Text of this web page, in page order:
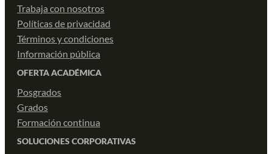
Trabaja con nosotros
Políticas de privacidad
Términos y condiciones
Información pública
OFERTA ACADÉMICA
Posgrados
Grados
Formación continua
SOLUCIONES CORPORATIVAS